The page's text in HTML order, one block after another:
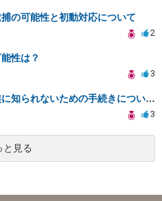
の可能性と初動対応について
2
性は？
3
書類送検後の対応と家族に知られないための手続きについて相談
3
と見る